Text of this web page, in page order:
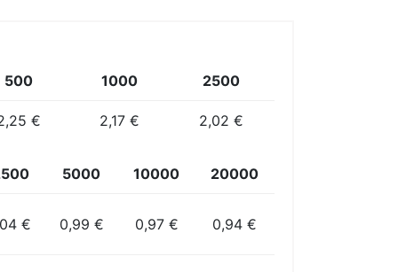
500 1000 2500
€ 2,17 € 2,02 €
5000 10000 20000
€ 0,99 € 0,97 € 0,94 €